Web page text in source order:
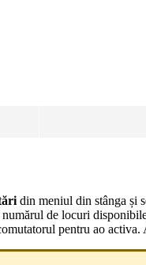
din meniul din stânga și
de locuri
pentru ao